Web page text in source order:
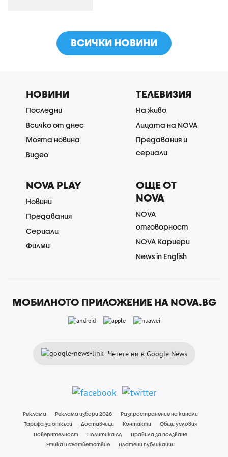
ВСИЧКИ НОВИНИ
НОВИНИ
Последни
Всичко от днес
Моята новина
Видео
ТЕЛЕВИЗИЯ
На живо
Лицата на NOVA
Предавания и
сериали
NOVA PLAY
Новини
Предавания
Сериали
Филми
ОЩЕ ОТ
NOVA
NOVA
отговорност
NOVA Кариери
News in English
МОБИЛНОТО ПРИЛОЖЕНИЕ НА NOVA.BG
Четете ни в Google News
Реклама Реклама избори 2026
Разпространение на канали
Тарифа за откъси
Доставчици Контакти
Общи условия
Поверителност
Политика ЛД
Правила за ползване
Етика и съответствие
Платени публикации